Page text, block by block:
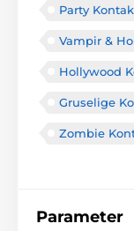
Party
Vampir &
Hollywood
Gruselige
Zombie
Parameter